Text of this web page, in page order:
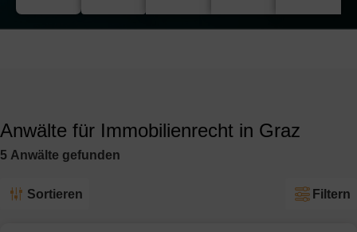
Anwälte für Immobilienrecht in Graz
5 Anwälte gefunden
Sortieren Filtern